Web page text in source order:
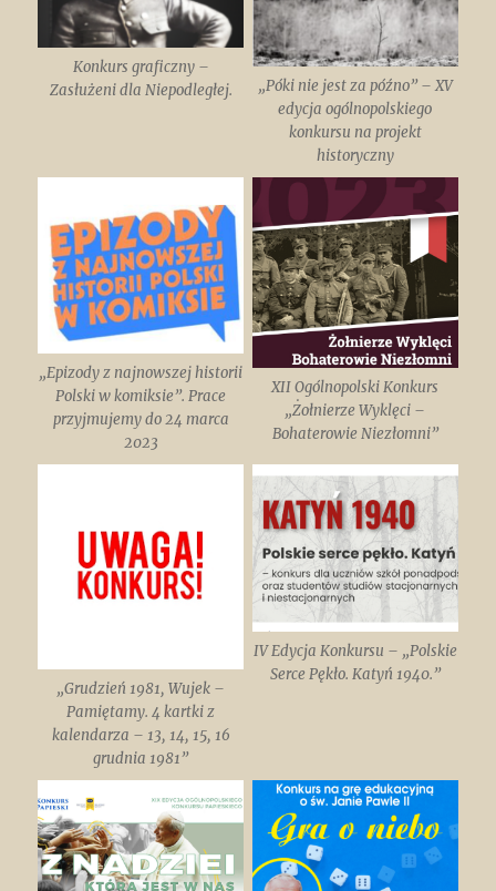
Konkurs graficzny –
Zasłużeni dla Niepodległej.
„Póki nie jest za późno” – XV
edycja ogólnopolskiego
konkursu na projekt
historyczny
„Epizody z najnowszej historii
Polski w komiksie”. Prace
przyjmujemy do 24 marca
2023
XII Ogólnopolski Konkurs
„Żołnierze Wyklęci –
Bohaterowie Niezłomni”
„Grudzień 1981, Wujek –
Pamiętamy. 4 kartki z
kalendarza – 13, 14, 15, 16
grudnia 1981”
IV Edycja Konkursu – „Polskie
Serce Pękło. Katyń 1940.”